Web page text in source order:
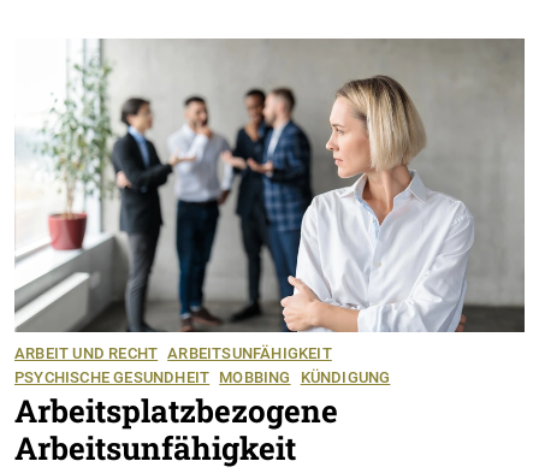
ARBEIT UND RECHT ARBEITSUNFÄHIGKEIT
PSYCHISCHE GESUNDHEIT MOBBING KÜNDIGUNG
Arbeitsplatzbezogene
Arbeitsunfähigkeit